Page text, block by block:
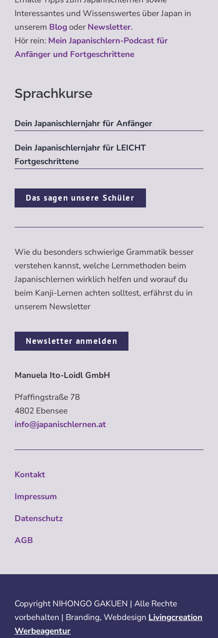
Interessantes und Wissenswertes über Japan in
unserem Blogoder Newsletter.
Hör rein: Mein Japanischlern-Podcast für
Anfänger und Fortgeschrittene
Sprachkurse
Dein Japanischlernjahr für Anfänger
Dein Japanischlernjahr für LEICHT
Fortgeschrittene
Das sagen unsere Schüler
Wie du besonders schwierige Grammatik besser
verstehen kannst, welche Lernmethoden beim
Japanischlernen wirklich helfen und worauf du
beim Kanji-Lernen achten solltest, erfährst du in
unserem Newsletter
Newsletter anmelden
Manuela Ito-Loidl GmbH
Pfaffingstraße 78
4802 Ebensee
info@japanischlernen.at
Kontakt
Impressum
Datenschutz
AGB
Copyright NIHONGO GAKUEN | Alle Rechte
vorbehalten | Branding, Webdesign Livingcreation
Werbeagentur